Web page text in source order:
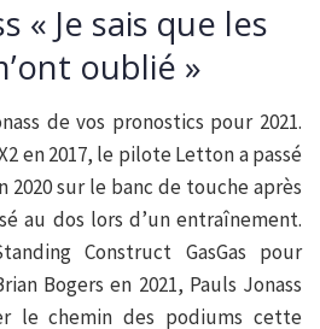
« Je sais que les
oublié »
de vos pronostics pour 2021.
en 2017, le pilote Letton a passé
2020 sur le banc de touche après
au dos lors d’un entraînement.
Construct GasGas pour
Bogers en 2021, Pauls Jonass
le chemin des podiums cette